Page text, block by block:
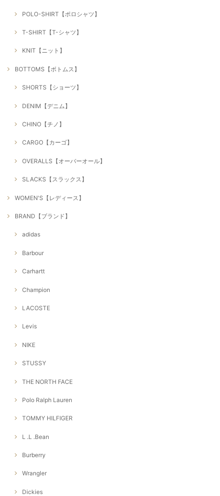
POLO-SHIRT【ポロシャツ】
T-SHIRT【T-シャツ】
KNIT【ニット】
BOTTOMS【ボトムス】
SHORTS【ショーツ】
DENIM【デニム】
CHINO【チノ】
CARGO【カーゴ】
OVERALLS【オーバーオール】
SLACKS【スラックス】
WOMEN'S【レディース】
BRAND【ブランド】
adidas
Barbour
Carhartt
Champion
LACOSTE
Levis
NIKE
STUSSY
THE NORTH FACE
Polo Ralph Lauren
TOMMY HILFIGER
L .L .Bean
Burberry
Wrangler
Dickies